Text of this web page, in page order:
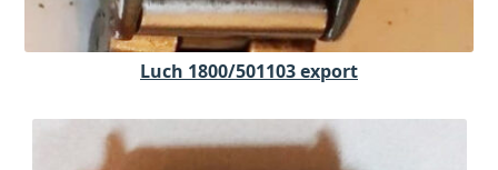
Luch 1800/501103 export